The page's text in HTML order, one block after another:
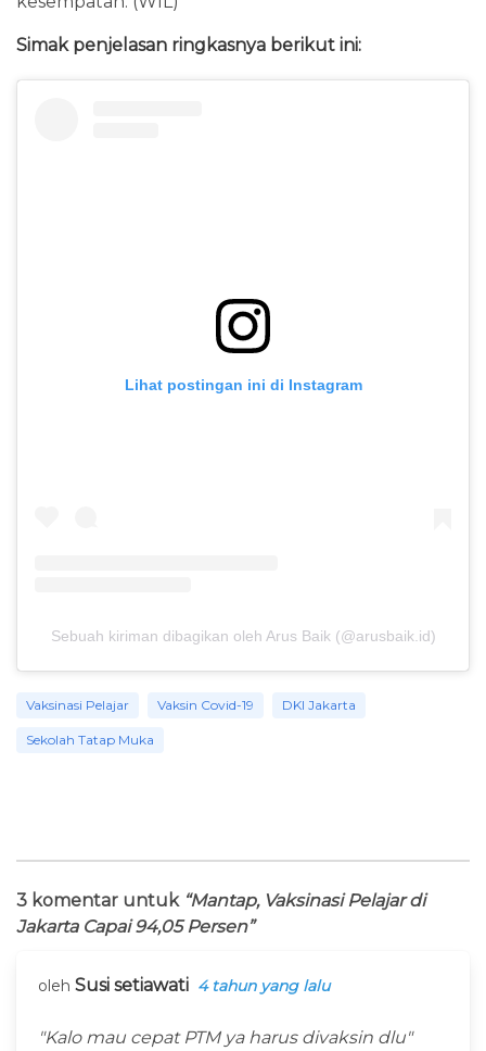
Simak penjelasan ringkasnya berikut ini:
Lihat postingan ini di Instagram
Sebuah kiriman dibagikan oleh Arus Baik (@arusbaik.id)
Vaksinasi Pelajar Vaksin Covid-19 DKI Jakarta
Sekolah Tatap Muka
3 komentar untuk “Mantap, Vaksinasi Pelajar di
Jakarta Capai 94,05 Persen”
oleh Susi setiawati 4 tahun yang lalu
"Kalo mau cepat PTM ya harus divaksin dlu"